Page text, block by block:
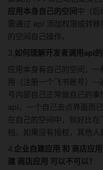
return
}
// GetFolderInfo 获
// [in]:
token 2.fileType--
doc、sheet、file
func (fsOpenApp
fileType string)
svcErr
   //构建请求
   folderSvc :=
应用本身自己的空间 中（后
需通过 api 添加权限或转
的空间自己操作。
3.如何理解开发者调用api
应用本身有自己的空间，
用（注册一个飞书账号）--
号内部自己正常做自己的
api，一个自己去点界面而
在自己的空间中，就好比
档，如果没有授权，其他人
4.企业自建应用 和 商店应
建 商店应用 可以不可以？